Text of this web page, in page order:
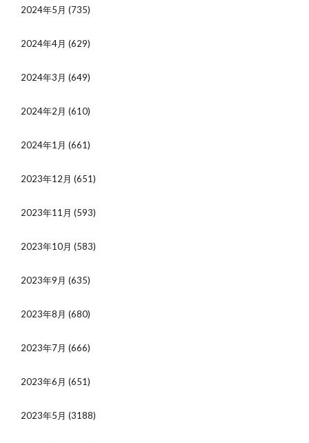
2024年5月 (735)
2024年4月 (629)
2024年3月 (649)
2024年2月 (610)
2024年1月 (661)
2023年12月 (651)
2023年11月 (593)
2023年10月 (583)
2023年9月 (635)
2023年8月 (680)
2023年7月 (666)
2023年6月 (651)
2023年5月 (3188)